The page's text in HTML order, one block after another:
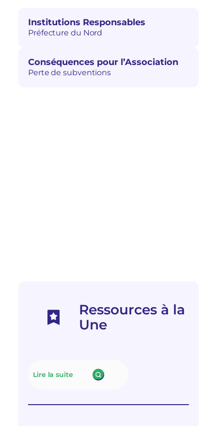
Institutions Responsables
Préfecture du Nord
Conséquences pour l’Association
Perte de subventions
Ressources à la
Une
Lire la suite